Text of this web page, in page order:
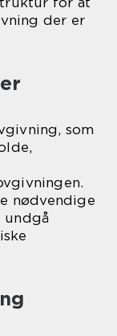
der er
som
nødvendige